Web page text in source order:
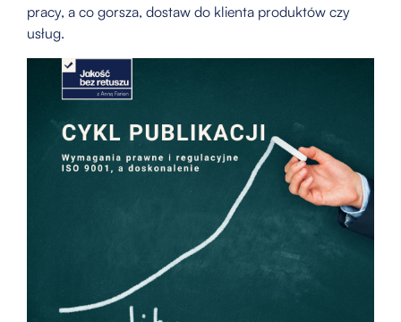
pracy, a co gorsza, dostaw do klienta produktów czy
usług.